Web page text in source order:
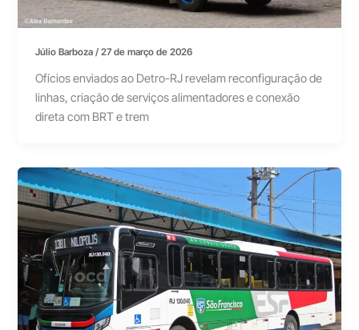
Júlio Barboza/27 de março de 2026
Ofícios enviados ao Detro-RJ revelam reconfiguração de
linhas, criação de serviços alimentadores e conexão
direta com BRT e trem